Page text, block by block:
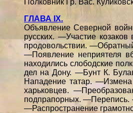
Полковник Гр. Вас.
ГЛАВА IX.
Объявление Северной
русских. —Участие
продовольствии.
—Появление неприятеля
находились слободские
дел на Дону. —Бунт К.
Нападение татар.
харьковцев.
подпрапорных. —Перепись.
—Распространение